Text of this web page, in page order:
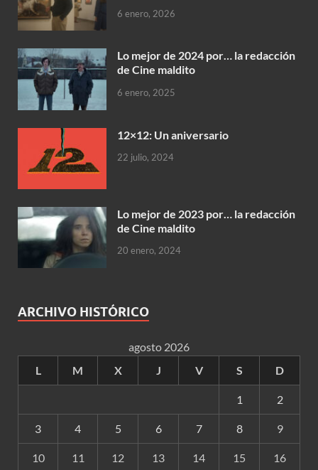
6 enero, 2026
Lo mejor de 2024 por… la redacción
de Cine maldito
6 enero, 2025
12×12: Un aniversario
22 julio, 2024
Lo mejor de 2023 por… la redacción
de Cine maldito
20 enero, 2024
ARCHIVO HISTÓRICO
agosto 2026
L
M X J V S D
1 2
3 4 5 6 7 8 9
10 11 12 13 14 15 16